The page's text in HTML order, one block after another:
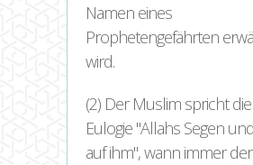
Namen eines
Prophetengefährten
wird.
(2) Der Muslim spricht die
Eulogie "Allahs Segen
auf ihm", wann immer